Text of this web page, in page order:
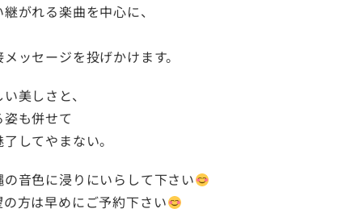
がれる楽曲を中心に、
ッセージを投げかけます。
美しさと、
も併せて
してやまない。
音色に浸りにいらして下さい
方は早めにご予約下さい